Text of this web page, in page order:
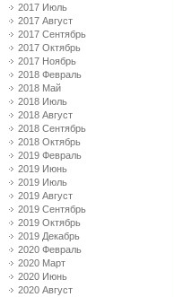
2017 Июль
2017 Август
2017 Сентябрь
2017 Октябрь
2017 Ноябрь
2018 Февраль
2018 Май
2018 Июль
2018 Август
2018 Сентябрь
2018 Октябрь
2019 Февраль
2019 Июнь
2019 Июль
2019 Август
2019 Сентябрь
2019 Октябрь
2019 Декабрь
2020 Февраль
2020 Март
2020 Июнь
2020 Август